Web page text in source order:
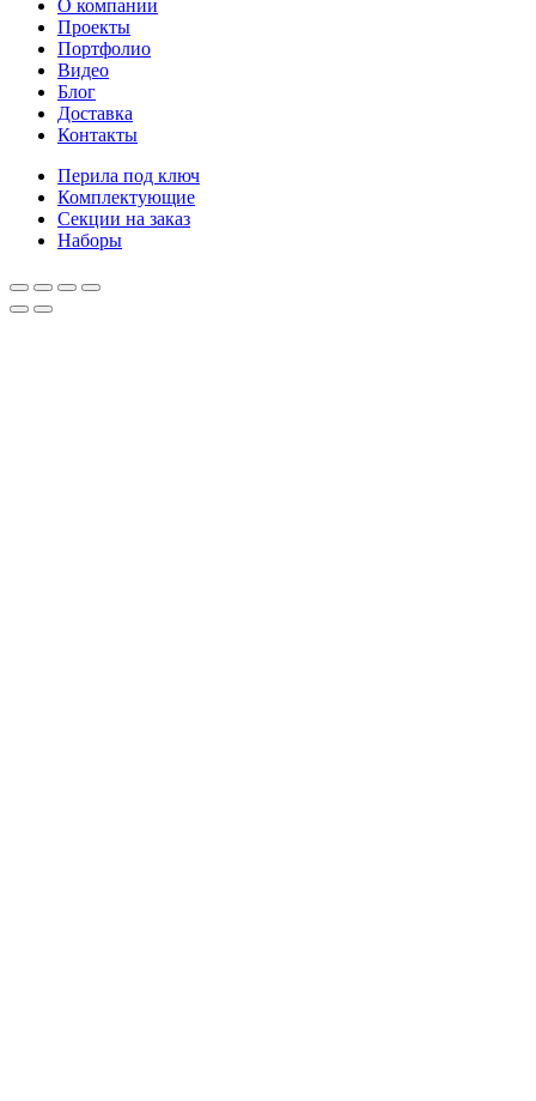
О компании
Проекты
Портфолио
Видео
Блог
Доставка
Контакты
Перила под ключ
Комплектующие
Секции на заказ
Наборы